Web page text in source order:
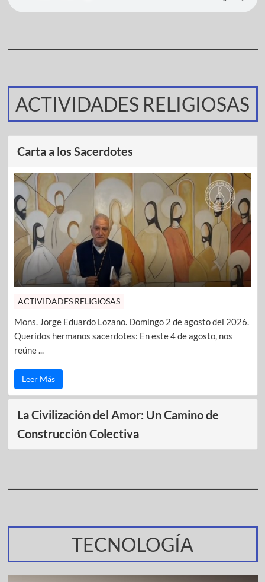
ACTIVIDADES RELIGIOSAS
Carta a los Sacerdotes
ACTIVIDADES RELIGIOSAS
Mons. Jorge Eduardo Lozano. Domingo 2 de agosto del 2026.
Queridos hermanos sacerdotes: En este 4 de agosto, nos
reúne ...
Leer Más
La Civilización del Amor: Un Camino de
Construcción Colectiva
TECNOLOGÍA